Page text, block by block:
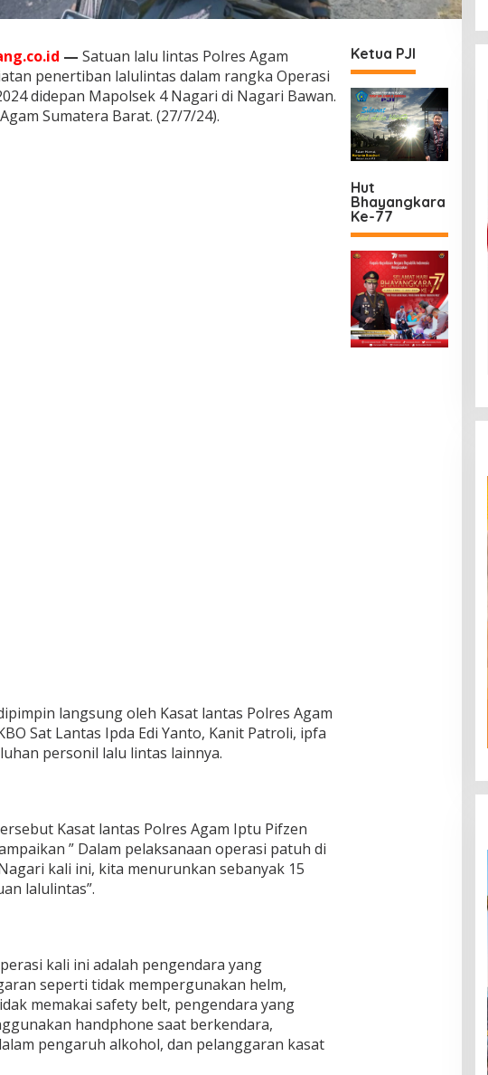
a
n
2
0
2
4
— Satuan lalu lintas Polres Agam
penertiban lalulintas dalam rangka Operasi
didepan Mapolsek 4 Nagari di Nagari Bawan.
Sumatera Barat. (27/7/24).
langsung oleh Kasat lantas Polres Agam
Sat Lantas Ipda Edi Yanto, Kanit Patroli, ipfa
personil lalu lintas lainnya.
Kasat lantas Polres Agam Iptu Pifzen
” Dalam pelaksanaan operasi patuh di
kali ini, kita menurunkan sebanyak 15
lalulintas”.
kali ini adalah pengendara yang
seperti tidak mempergunakan helm,
memakai safety belt, pengendara yang
handphone saat berkendara,
pengaruh alkohol, dan pelanggaran kasat
Ketua PJI
Hut
Bhayangkara
Ke-77